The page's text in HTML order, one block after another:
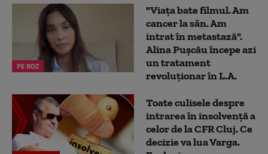
PE ROZ
"Viața bate filmul. Am
cancer la sân. Am
intrat în metastază".
Alina Pușcău începe azi
un tratament
revoluționar în L.A.
Toate culisele despre
intrarea în insolvență a
celor de la CFR Cluj. Ce
decizie va lua Varga.